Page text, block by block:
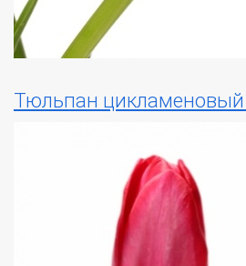
Тюльпан цикламеновый